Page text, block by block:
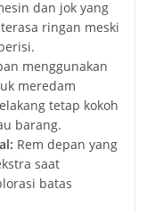
dan jok yang
ringan meski
menggunakan
meredam
tetap kokoh
barang.
Rem depan yang
saat
batas